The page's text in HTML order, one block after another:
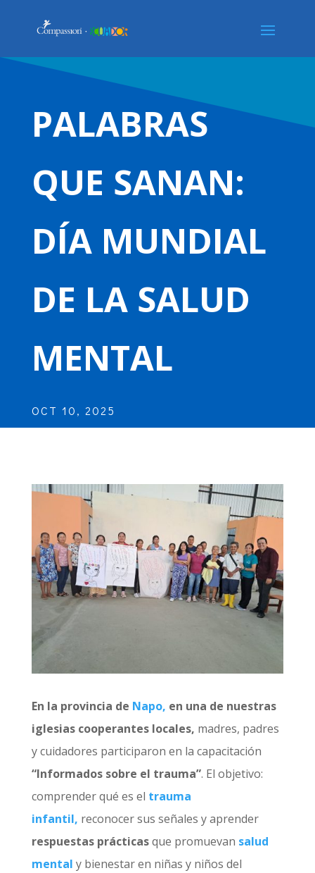
PALABRAS
QUE SANAN:
DÍA MUNDIAL
DE LA SALUD
MENTAL
OCT 10, 2025
En la provincia de Napo, en una de nuestras
iglesias cooperantes locales, madres, padres
y cuidadores participaron en la capacitación
“Informados sobre el trauma”. El objetivo:
comprender qué es el trauma
infantil, reconocer sus señales y aprender
respuestas prácticasque promuevan salud
mental y bienestar en niñas y niños del